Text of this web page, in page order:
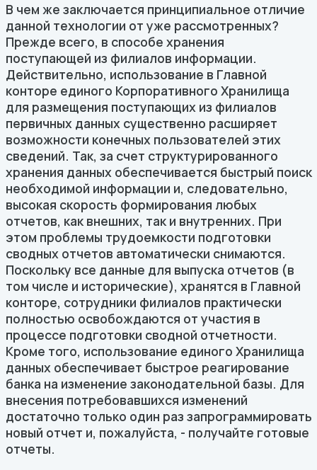
В чем же заключается принципиальное отличие
данной технологии от уже рассмотренных?
Прежде всего, в способе хранения
поступающей из филиалов информации.
Действительно, использование в Главной
конторе единого Корпоративного Хранилища
для размещения поступающих из филиалов
первичных данных существенно расширяет
возможности конечных пользователей этих
сведений. Так, за счет структурированного
хранения данных обеспечивается быстрый поиск
необходимой информации и, следовательно,
высокая скорость формирования любых
отчетов, как внешних, так и внутренних. При
этом проблемы трудоемкости подготовки
сводных отчетов автоматически снимаются.
Поскольку все данные для выпуска отчетов (в
том числе и исторические), хранятся в Главной
конторе, сотрудники филиалов практически
полностью освобождаются от участия в
процессе подготовки сводной отчетности.
Кроме того, использование единого Хранилища
данных обеспечивает быстрое реагирование
банка на изменение законодательной базы. Для
внесения потребовавшихся изменений
достаточно только один раз запрограммировать
новый отчет и, пожалуйста, - получайте готовые
отчеты.